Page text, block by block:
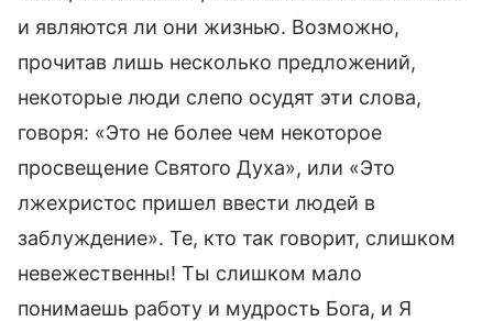
и являются ли они жизнью. Возможно,
прочитав лишь несколько предложений,
некоторые люди слепо осудят эти слова,
говоря: «Это не более чем некоторое
просвещение Святого Духа», или «Это
лжехристос пришел ввести людей в
заблуждение». Те, кто так говорит, слишком
невежественны! Ты слишком мало
понимаешь работу и мудрость Бога, и Я